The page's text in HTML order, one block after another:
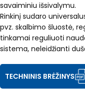
savaiminiu išsivalymu.
Rinkinį sudaro
pvz. skalbimo šluostė,
tinkamai reguliuoti
sistema, neleidžianti
TECHNINIS BRĖŽINYS